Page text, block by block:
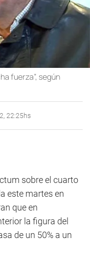
fuerza”, según
22:25hs
sobre el cuarto
este martes en
que en
la figura del
de un 50% a un